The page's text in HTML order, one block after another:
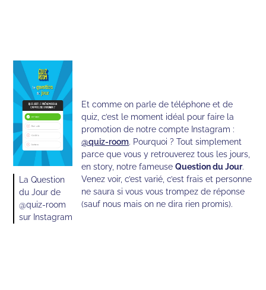
La Question
du Jour de
@quiz-room
sur Instagram
Et comme on parle de téléphone et de
quiz, c’est le moment idéal pour faire la
promotion de notre compte Instagram :
@quiz-room. Pourquoi ? Tout simplement
parce que vous y retrouverez tous les jours,
en story, notre fameuseQuestion du Jour.
Venez voir, c’est varié, c’est frais et personne
ne saura si vous vous trompez de réponse
(sauf nous mais on ne dira rien promis).